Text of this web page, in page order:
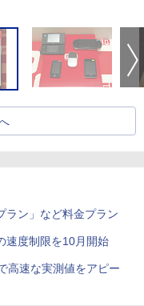
ラン」など料金プラン
速度制限を10月開始
高速な実測値をアピー